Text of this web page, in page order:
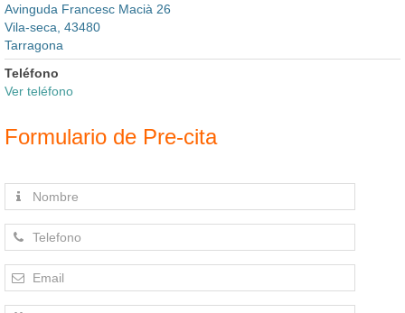
Avinguda Francesc Macià 26
Vila-seca, 43480
Tarragona
Teléfono
Ver teléfono
Formulario de Pre-cita